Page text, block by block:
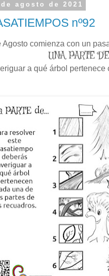
agosto de 2021
nº92
Agosto comienza con un
UNA PARTE
a qué árbol